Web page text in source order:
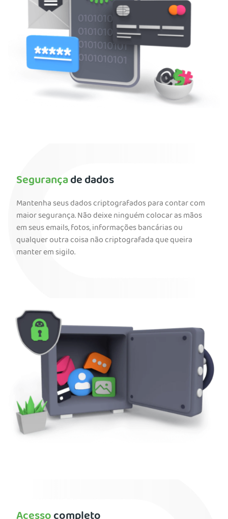
Segurançade dados
Mantenha seus dados criptografados para contar com
maior segurança. Não deixe ninguém colocar as mãos
em seus emails, fotos, informações bancárias ou
qualquer outra coisa não criptografada que queira
manter em sigilo.